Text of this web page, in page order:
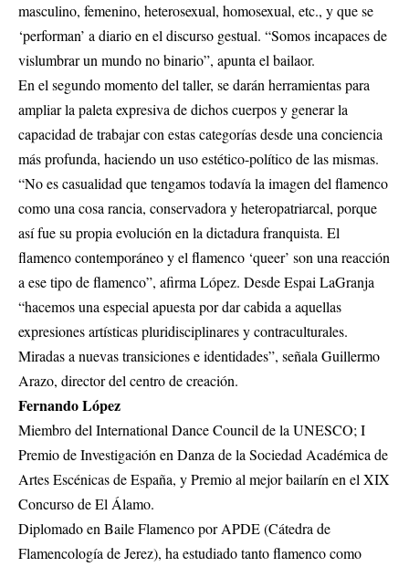
masculino, femenino, heterosexual, homosexual, etc., y que se
‘performan’ a diario en el discurso gestual. “Somos incapaces de
vislumbrar un mundo no binario”, apunta el bailaor.
En el segundo momento del taller, se darán herramientas para
ampliar la paleta expresiva de dichos cuerpos y generar la
capacidad de trabajar con estas categorías desde una conciencia
más profunda, haciendo un uso estético-político de las mismas.
“No es casualidad que tengamos todavía la imagen del flamenco
como una cosa rancia, conservadora y heteropatriarcal, porque
así fue su propia evolución en la dictadura franquista. El
flamenco contemporáneo y el flamenco ‘queer’ son una reacción
a ese tipo de flamenco”, afirma López. Desde Espai LaGranja
“hacemos una especial apuesta por dar cabida a aquellas
expresiones artísticas pluridisciplinares y contraculturales.
Miradas a nuevas transiciones e identidades”, señala Guillermo
Arazo, director del centro de creación.
Fernando López
Miembro del International Dance Council de la UNESCO; I
Premio de Investigación en Danza de la Sociedad Académica de
Artes Escénicas de España, y Premio al mejor bailarín en el XIX
Concurso de El Álamo.
Diplomado en Baile Flamenco por APDE (Cátedra de
Flamencología de Jerez), ha estudiado tanto flamenco como